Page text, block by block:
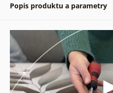
Popis produktu a parametry